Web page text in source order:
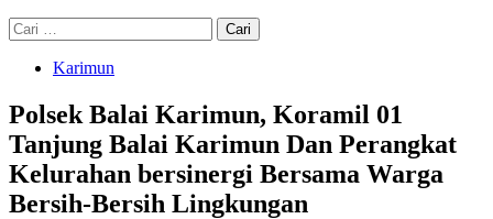
Cari
untuk:
Karimun
Polsek Balai Karimun, Koramil 01
Tanjung Balai Karimun Dan Perangkat
Kelurahan bersinergi Bersama Warga
Bersih-Bersih Lingkungan